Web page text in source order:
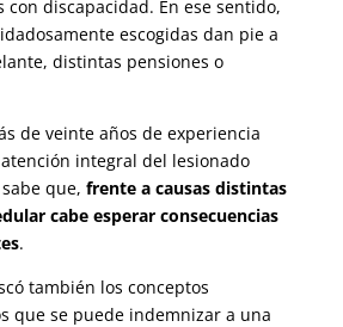
con discapacidad. En ese sentido,
escogidas dan pie a
distintas pensiones o
de veinte años de experiencia
integral del lesionado
que, frente a causas distintas
cabe esperar consecuencias
.
también los conceptos
que se puede indemnizar a una